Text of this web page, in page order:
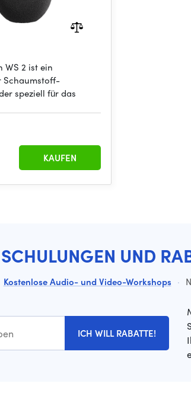
WS 2 ist ein
Schaumstoff-
speziell für das
KAUFEN
UND
Kostenlose Audio- und Video-Workshops ·
ICH WILL RABATTE!